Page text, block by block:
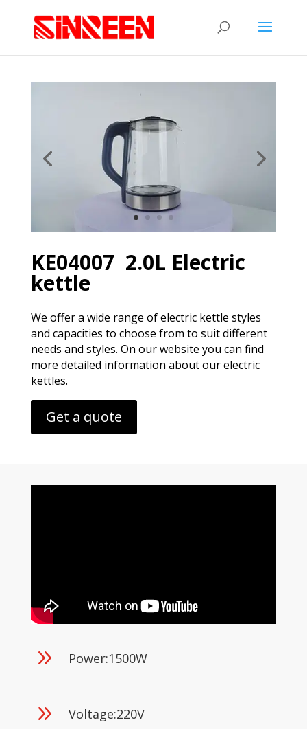
KE04007 2.0L Electric
kettle
We offer a wide range of electric kettle styles
and capacities to choose from to suit different
needs and styles. On our website you can find
more detailed information about our electric
kettles.
Get a quote
9 Power:1500W
9 Voltage:220V